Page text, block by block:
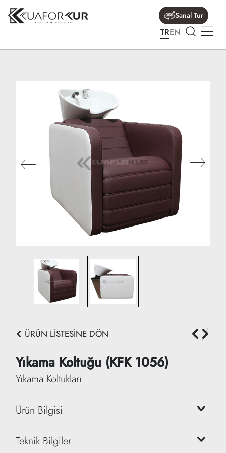
Sanal Tur
TREN
ÜRÜN LİSTESİNE DÖN
Yıkama Koltuğu (KFK 1056)
Yıkama Koltukları
Ürün Bilgisi
1 Yıl Garantili
Teknik Bilgiler